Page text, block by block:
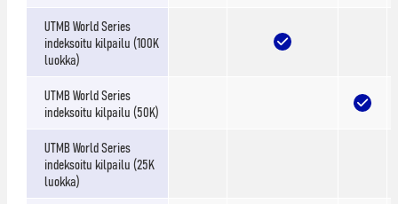
UTMB World Series
indeksoitu kilpailu (100K
luokka)
UTMB World Series
indeksoitu kilpailu (50K)
UTMB World Series
indeksoitu kilpailu (25K
luokka)